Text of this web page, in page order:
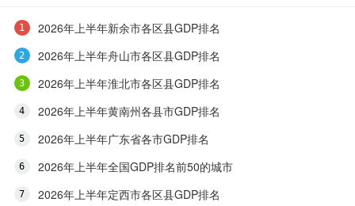
2026年上半年新余市各区县GDP排名
2026年上半年舟山市各区县GDP排名
2026年上半年淮北市各区县GDP排名
2026年上半年黄南州各县市GDP排名
2026年上半年广东省各市GDP排名
2026年上半年全国GDP排名前50的城市
2026年上半年定西市各区县GDP排名